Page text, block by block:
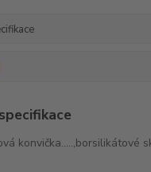
konvička.....,borsilikátové